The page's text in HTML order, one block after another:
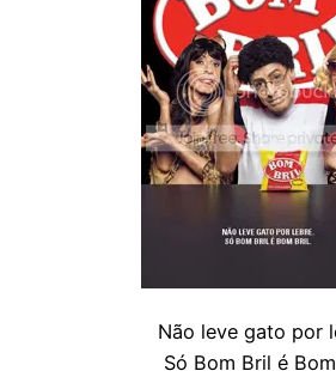
Não leve gato por
Só Bom Bril é